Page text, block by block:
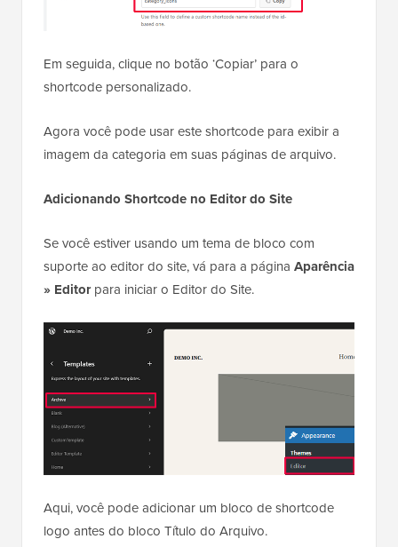
shortcode personalizado.
Agora você pode usar este shortcode para exibir a
imagem da categoria em suas páginas de arquivo.
Se você estiver usando um tema de bloco com
suporte ao editor do site, vá para a páginaAparência
» Editorpara iniciar o Editor do Site.